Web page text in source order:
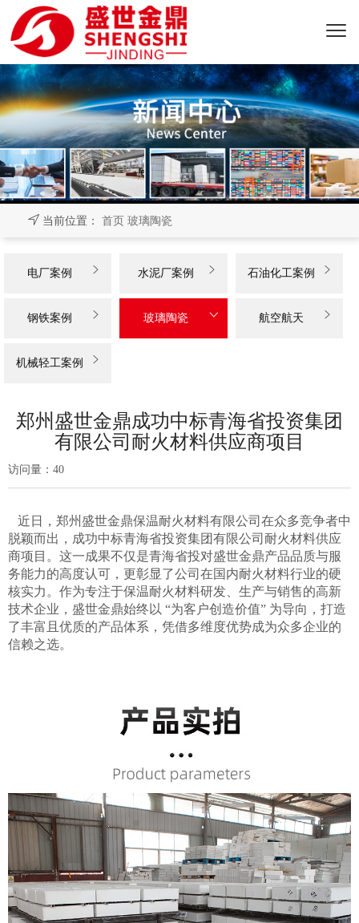
当前位置： 首页 玻璃陶瓷
电厂案例  水泥厂案例  石油化工案例 
钢铁案例  玻璃陶瓷  航空航天 
机械轻工案例 
郑州盛世金鼎成功中标青海省投资集团
有限公司耐火材料供应商项目
访问量： 40
近日，郑州盛世金鼎保温耐火材料有限公司在众多竞争者中
脱颖而出，成功中标青海省投资集团有限公司耐火材料供应
商项目。这一成果不仅是青海省投对盛世金鼎产品品质与服
务能力的高度认可，更彰显了公司在国内耐火材料行业的硬
核实力。作为专注于保温耐火材料研发、生产与销售的高新
技术企业，盛世金鼎始终以 “为客户创造价值” 为导向，打造
了丰富且优质的产品体系，凭借多维度优势成为众多企业的
信赖之选。​